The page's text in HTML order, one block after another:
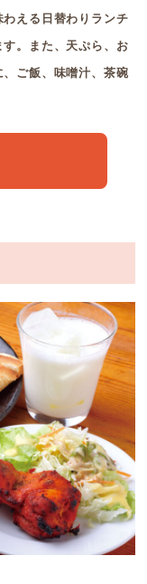
える日替わりランチ
。また、天ぷら、お
ご飯、味噌汁、茶碗